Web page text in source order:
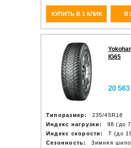
КУПИТЬ В 1 КЛИК В
IG65
20
Типоразмер:
235/45R18
Индекс нагрузки:
98 (до
Индекс скорости:
T (до
Сезонность:
Зимняя